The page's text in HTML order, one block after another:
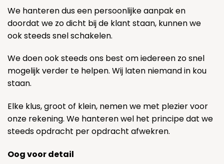
We hanteren dus een persoonlijke aanpak en
doordat we zo dicht bij de klant staan, kunnen we
ook steeds snel schakelen.
We doen ook steeds ons best om iedereen zo snel
mogelijk verder te helpen. Wij laten niemand in kou
staan.
Elke klus, groot of klein, nemen we met plezier voor
onze rekening. We hanteren wel het principe dat we
steeds opdracht per opdracht afwekren.
Oog voor detail